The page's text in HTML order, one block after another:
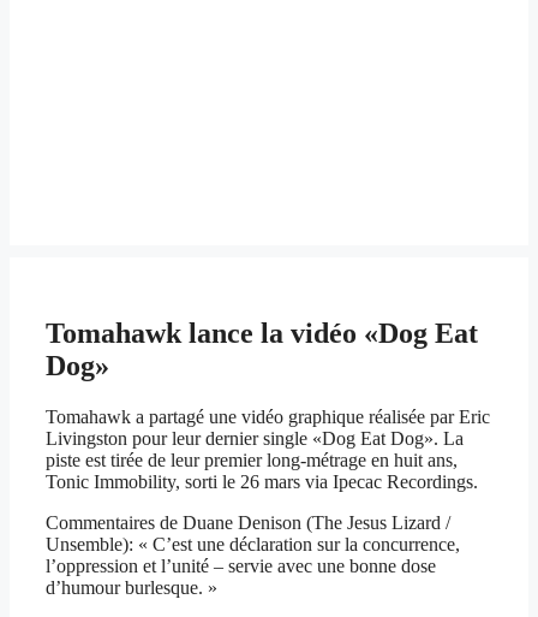
Tomahawk lance la vidéo «Dog Eat
Dog»
Tomahawk a partagé une vidéo graphique réalisée par Eric
Livingston pour leur dernier single «Dog Eat Dog». La
piste est tirée de leur premier long-métrage en huit ans,
Tonic Immobility, sorti le 26 mars via Ipecac Recordings.
Commentaires de Duane Denison (The Jesus Lizard /
Unsemble): « C’est une déclaration sur la concurrence,
l’oppression et l’unité – servie avec une bonne dose
d’humour burlesque. »